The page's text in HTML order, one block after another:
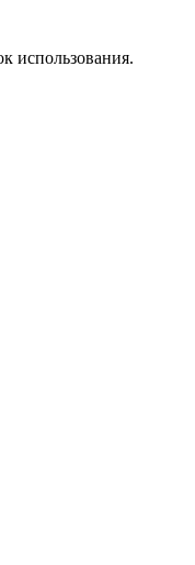
использования.